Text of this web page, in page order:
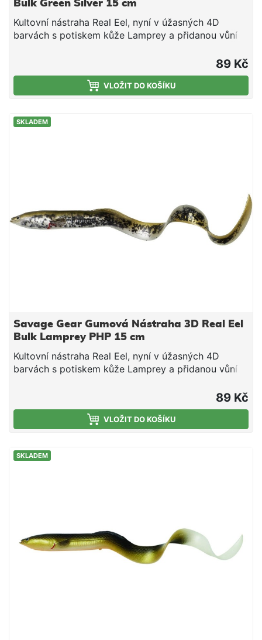
Bulk Green Silver 15 cm
Kultovní nástraha Real Eel, nyní v úžasných 4D
barvách s potiskem kůže Lamprey a přidanou vůní
skutečná kořist a dokáže vyprovokovat k útoku i
velmi opatrné dravce. Testování v terénu přineslo
fenomenální výsledky, tahle nástraha vás prostě
a trolling
89 Kč
VLOŽIT DO KOŠÍKU
SKLADEM
Savage Gear Gumová Nástraha 3D Real Eel
Bulk Lamprey PHP 15 cm
Kultovní nástraha Real Eel, nyní v úžasných 4D
barvách s potiskem kůže Lamprey a přidanou vůní
skutečná kořist a dokáže vyprovokovat k útoku i
velmi opatrné dravce. Testování v terénu přineslo
fenomenální výsledky, tahle nástraha vás prostě
a trolling
89 Kč
VLOŽIT DO KOŠÍKU
SKLADEM